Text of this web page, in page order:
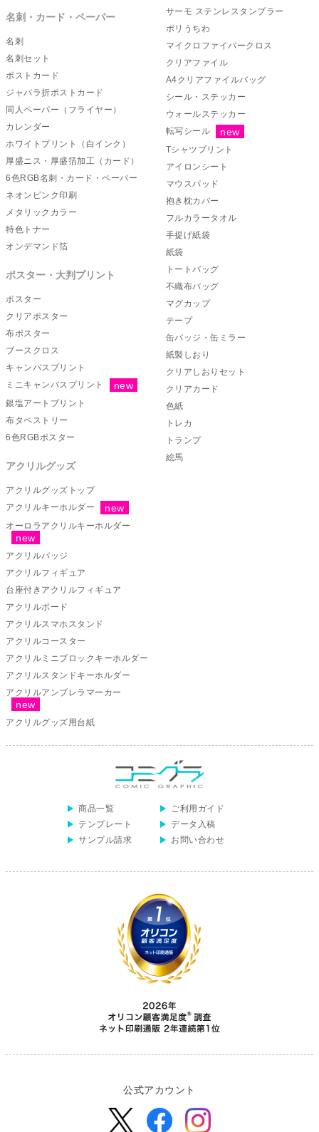
せ
2024/11/8
【サーモボトル（カラープリント）】について
2024/11/5
【サーモボトル印刷】について重要なお知らせ
2024/10/28
【ICカードケース印刷】について重要なお知ら
2024/10/24
【オリジナル缶バッジ印刷】のご注文受付を再
2024/10/10
【オリジナル缶バッジ印刷】のご注文受付を再
開いたしました
【オリジナル缶バッジ印刷】のご注文受付を再
2024/9/30
「オリジナルiPhoneケース印刷」について重要
2024/9/26
【不織布バッグ】について重要なお知らせ
2024/9/13
【新商品】「アクリルスタンドキーホルダー」
のご注文を開始しました！
2024/9/10
【グッズプリント】のご注文受付を再開しまし
2024/8/19
【グッズプリント】のご注文受付を再開しまし
2024/8/13
【マウスパッド印刷】ご注文受付を再開しまし
た
2024/8/5
【マウスパッド印刷】について重要なお知らせ
2024/7/29
【新商品】「アクリルミニブロックキーホルダ
ー」のご注文を開始しました！
【グッズプリント】機器メンテナンスによる一
2024/7/11
【クリアファイル】機器メンテナンスによる一
部納期の受注停止等のお知らせ
2024/6/10
「オリジナルiPhoneケース印刷」について重要
なお知らせ
2024/6/3
2024/5/28
【キャンバスプリント】のご注文受付を再開し
2024/5/23
【中綴じ冊子】メンテナンスによる一部注文受
付停止期間延長のお知らせ
【取り扱い用紙】「ホワイトコート、ホワイト
マットコート68.5kg」の取り扱い終了のお知ら
せ
2024/4/29
【中綴じ冊子】メンテナンスによる一部注文受
2024/4/25
【新商品】アクリルボードを追加しました！
2024/4/17
【新商品】アクリルフィギュア超特大を追加し
ました！
【不織布バッグ】のご注文受付を再開しました
【新商品】「クリアカード」3種のご注文開始
いたしました！
【不織布バッグ】について重要なお知らせ
2023/12/13
【クリアファイルバッグ】「タテ型」価格改定
【ICカードケース ストラップ】「樹脂カラビ
ナ+リール」取り扱い終了のお知らせ
【キャンバスプリント】のご注文受付を再開し
ました
【不織布バッグ】について重要なお知らせ
荷物量増加によるお届けの遅延について
改定のお知らせ
【A4クリアファイルバッグ】「ヨコ型」につい
て重要なお知らせ
【キャンバスプリント】のご注文受付を再開し
名刺・カード・ペーパー
名刺
名刺セット
ポストカード
ジャバラ折ポストカード
同人ペーパー（フライヤー）
カレンダー
ホワイトプリント（白インク）
厚盛ニス・厚盛箔加工（カード）
6色RGB名刺・カード・ペーパー
ネオンピンク印刷
メタリックカラー
特色トナー
オンデマンド箔
ポスター・大判プリント
ポスター
クリアポスター
布ポスター
ブースクロス
キャンバスプリント
ミニキャンバスプリント
銀塩アートプリント
布タペストリー
6色RGBポスター
アクリルグッズ
アクリルグッズトップ
アクリルキーホルダー
オーロラアクリルキーホルダー
アクリルバッジ
アクリルフィギュア
台座付きアクリルフィギュア
アクリルボード
アクリルスマホスタンド
アクリルコースター
アクリルミニブロックキーホルダー
アクリルスタンドキーホルダー
アクリルアンブレラマーカー
アクリルグッズ用台紙
サーモ ステンレスタンブラー
ポリうちわ
マイクロファイバークロス
クリアファイル
A4クリアファイルバッグ
シール・ステッカー
ウォールステッカー
転写シール
Tシャツプリント
アイロンシート
マウスパッド
抱き枕カバー
フルカラータオル
手提げ紙袋
紙袋
トートバッグ
不織布バッグ
マグカップ
テープ
缶バッジ・缶ミラー
紙製しおり
クリアしおりセット
クリアカード
色紙
トレカ
トランプ
絵馬
商品一覧
ご利用ガイド
テンプレート
データ入稿
サンプル請求
お問い合わせ
公式アカウント